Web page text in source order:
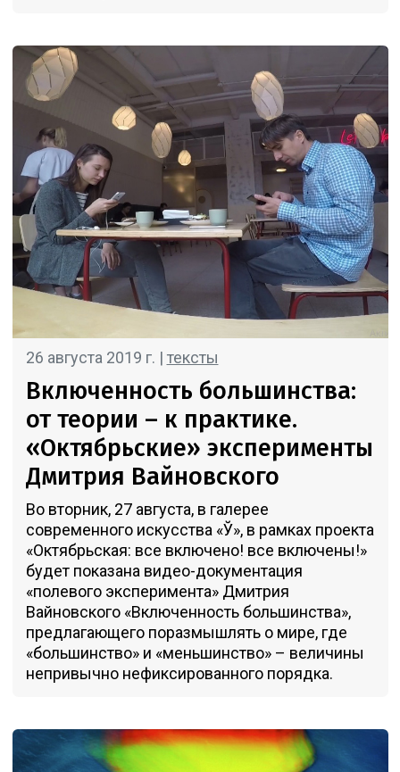
26 августа 2019 г. | тексты
Включенность большинства:
от теории – к практике.
«Октябрьские» эксперименты
Дмитрия Вaйновского
Во вторник, 27 августа, в галерее
современного искусства «Ў», в рамках проекта
«Октябрьская: все включено! все включены!»
будет показана видео-документация
«полевого эксперимента» Дмитрия
Вaйновского «Включенность большинства»,
предлагающего поразмышлять о мире, где
«большинство» и «меньшинство» – величины
непривычно нефиксированного порядка.